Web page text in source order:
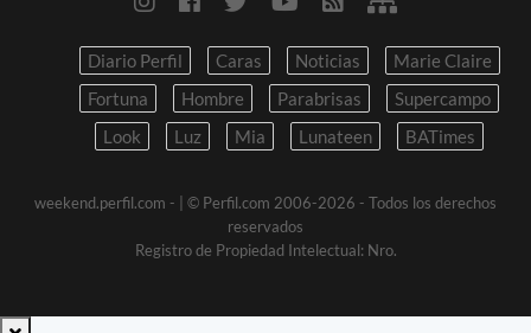
Diario Perfil Caras Noticias
Marie Claire
Fortuna
Hombre Parabrisas
Supercampo
Look
Luz Mia Lunateen BATimes
weekend.perfil.com -
| © Perfil.com 2006-2026 - Todos los derechos
reservados
Registro de Propiedad Intelectual: Nro.